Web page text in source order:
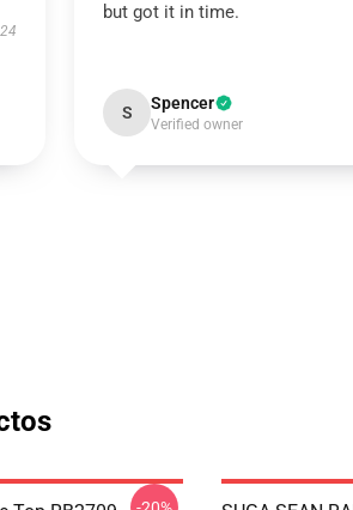
but got it in time.
S Spencer
Verified owner